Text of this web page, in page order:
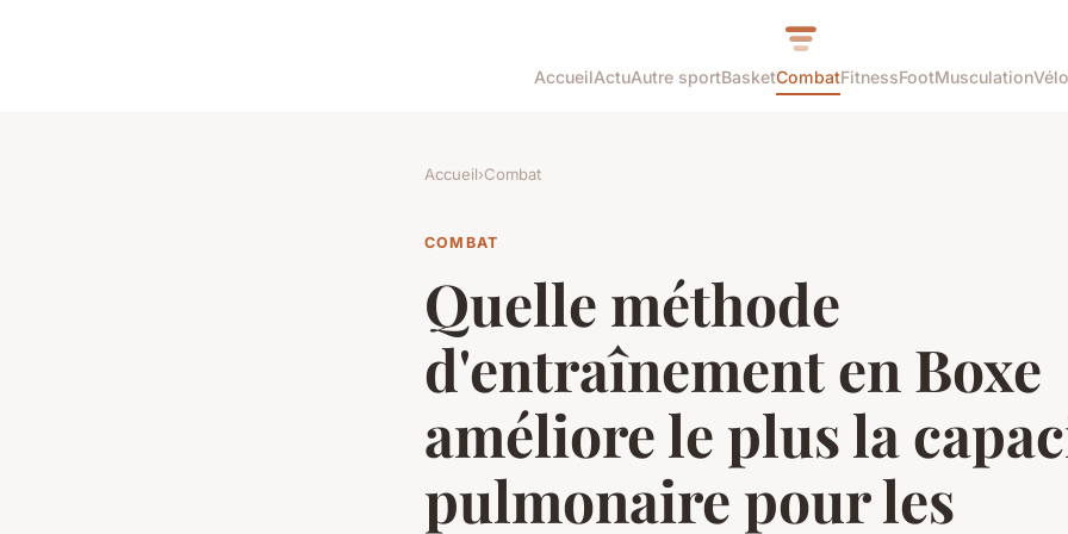
AccueilActuAutre sportBasketCombatFitnessFootMusculationVélo
Accueil›Combat
COMBAT
Quelle méthode
d'entraînement en Boxe
améliore le plus la
pulmonaire pour les